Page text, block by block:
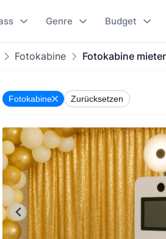
Genre Budget
Fotokabine Fotokabine
Fotokabine Zurücksetzen